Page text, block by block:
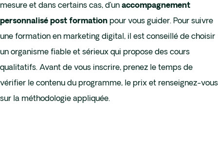
mesure et dans certains cas, d’un accompagnement
personnalisé post formation pour vous guider. Pour suivre
une formation en marketing digital, il est conseillé de choisir
un organisme fiable et sérieux qui propose des cours
qualitatifs. Avant de vous inscrire, prenez le temps de
vérifier le contenu du programme, le prix et renseignez-vous
sur la méthodologie appliquée.